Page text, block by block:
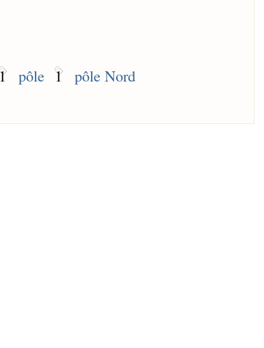
pôle 1 pôle Nord